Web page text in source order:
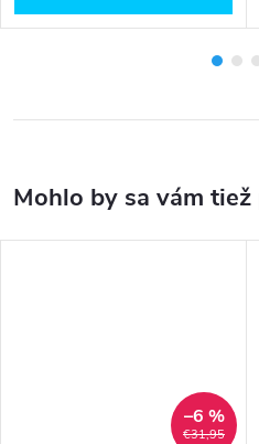
€31,95
–6 %